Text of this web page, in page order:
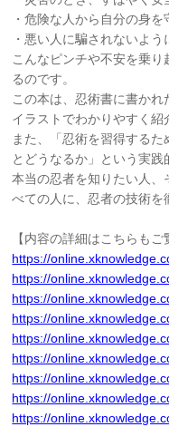
・危険な人から自分の身を
・悪い人に騙されないよう
こんなピンチや不安を乗
るのです。
この本は、忍術書に書か
イラストでわかりやすく紹
また、「忍術を習得する
とどうなるか」という実践
本当の忍者を知りたい人
べての人に、忍者の技術を
【内容の詳細はこちらもご
https://
https://
https://
https://
https://
https://
https://
https://
https://